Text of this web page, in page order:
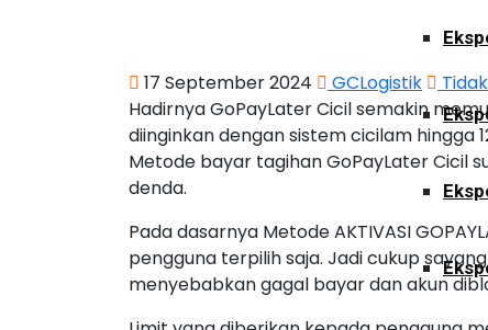
17 September 2024 GCLogistik
Hadirnya GoPayLater Cicil semakin
diinginkan dengan sistem cicilam hingga
Metode bayar tagihan GoPayLater Cicil
denda.
Pada dasarnya Metode AKTIVASI
pengguna terpilih saja. Jadi cukup
menyebabkan gagal bayar dan akun